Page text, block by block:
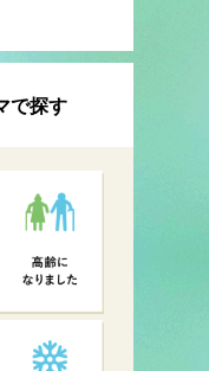
で探す